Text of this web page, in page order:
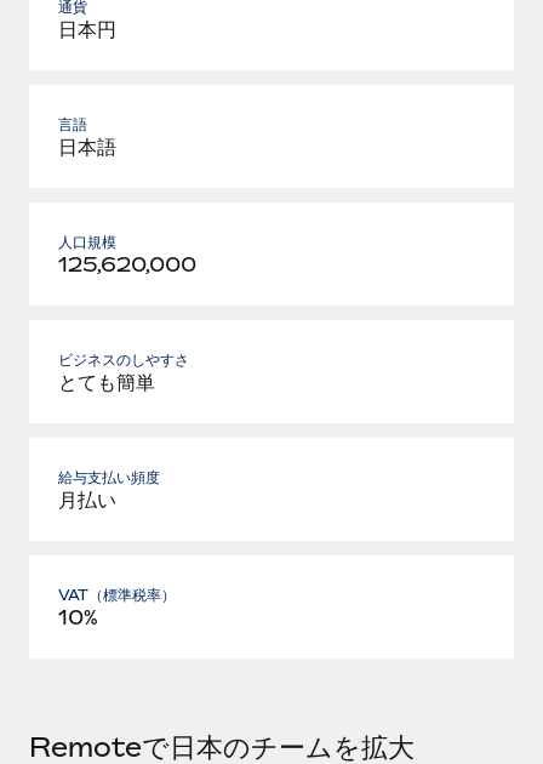
通貨
日本円
言語
日本語
人口規模
125,620,000
ビジネスのしやすさ
とても簡単
給与支払い頻度
月払い
VAT（標準税率）
10%
Remoteで日本のチームを拡大